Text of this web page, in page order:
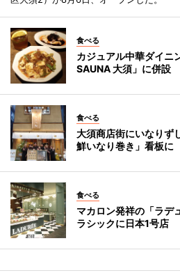
食べる
カジュアル中華ダイ
SAUNA 大須」に併設
食べる
大須商店街にいなり
鮮いなり巻き」看板に
食べる
マカロン発祥の「ラデ
ラシックに日本1号店